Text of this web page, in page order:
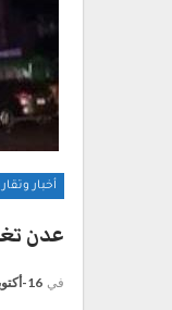
أخبار
عدن
في 16-أكتوبر- 2025